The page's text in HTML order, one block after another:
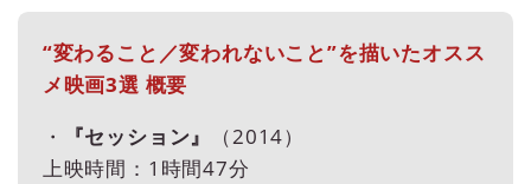
“変わること／変われないこと”を描いたオスス
メ映画3選 概要
・
『セッション』
（2014）
上映時間：1時間47分